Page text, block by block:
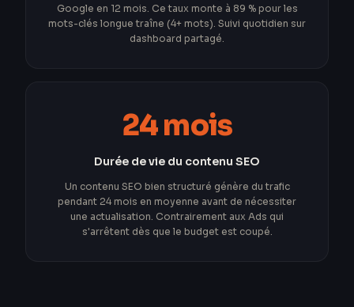
Google en 12 mois. Ce taux monte à 89 % pour les
mots-clés longue traîne (4+ mots). Suivi quotidien sur
dashboard partagé.
24 mois
Durée de vie du contenu SEO
Un contenu SEO bien structuré génère du trafic
pendant 24 mois en moyenne avant de nécessiter
une actualisation. Contrairement aux Ads qui
s'arrêtent dès que le budget est coupé.